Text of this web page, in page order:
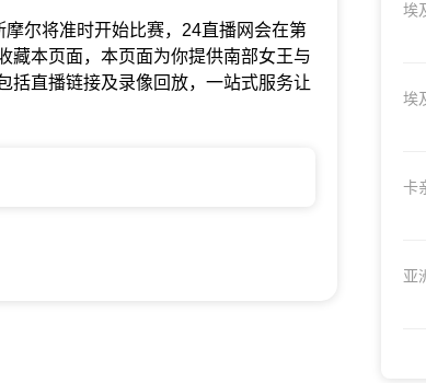
尔将准时开始比赛，24直播网会在第
藏本页面，本页面为你提供南部女王与
括直播链接及录像回放，一站式服务让
埃
埃
卡
亚